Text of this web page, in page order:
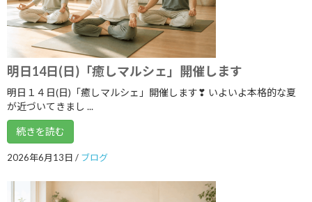
2021年4月
2021年3月
2021年2月
2021年1月
2020年11月
2020年9月
明日14日(日)「癒しマルシェ」開催します
明日１４日(日)「癒しマルシェ」開催します❣ いよいよ本格的な夏
が近づいてきまし ...
続きを読む
2026年6月13日 / ブログ